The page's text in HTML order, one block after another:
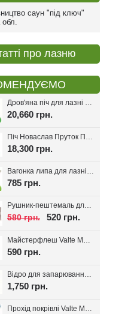
саун "під ключ"
обл.
про лазню
Дров'яна піч для лазні PAL PR-18L
20,660 грн.
Піч Новаслав Пруток ПКС-01П, до 12м.куб.
18,300 грн.
Вагонка липа для лазні Valte Classic 70*14мм. (Перший сорт)
785 грн.
Рушник-пештемаль для лазні, хамаму, на пляж Діамант, вибір кольору
580 грн. 520 грн.
590 грн.
1,750 грн.